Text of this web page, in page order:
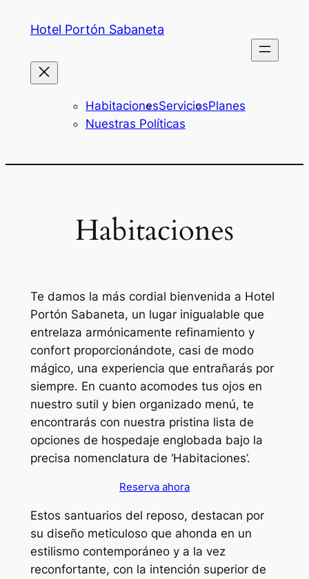
Hotel Portón Sabaneta
HabitacionesServiciosPlanes
Nuestras Políticas
Habitaciones
Te damos la más cordial bienvenida a Hotel
Portón Sabaneta, un lugar inigualable que
entrelaza armónicamente refinamiento y
confort proporcionándote, casi de modo
mágico, una experiencia que entrañarás por
siempre. En cuanto acomodes tus ojos en
nuestro sutil y bien organizado menú, te
encontrarás con nuestra pristina lista de
opciones de hospedaje englobada bajo la
precisa nomenclatura de ‘Habitaciones’.
Reserva ahora
Estos santuarios del reposo, destacan por
su diseño meticuloso que ahonda en un
estilismo contemporáneo y a la vez
reconfortante, con la intención superior de